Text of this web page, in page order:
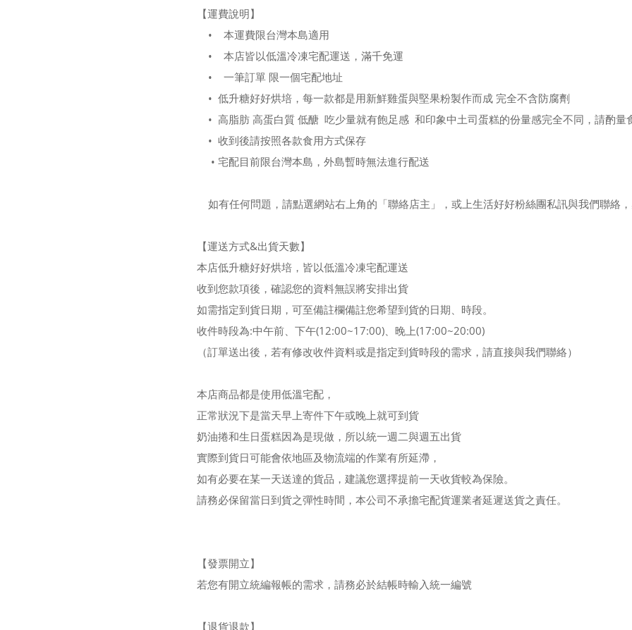
【運費說明】
• 本運費限台灣本島適用
• 本店皆以低溫冷凍宅配運送，滿千免運
• 一筆訂單 限一個宅配地址
• 低升糖好好烘培，每一款都是用新鮮雞蛋與堅果粉製作而成 完全不含防腐劑
• 高脂肪 高蛋白質 低醣 吃少量就有飽足感 和印象中土司蛋糕的份量感完全不同，請酌量
• 收到後請按照各款食用方式保存
• 宅配目前限台灣本島，外島暫時無法進行配送
如有任何問題，請點選網站右上角的「聯絡店主」，或上生活好好粉絲團私訊與我們聯絡，
【運送方式&出貨天數】
本店低升糖好好烘培， 皆以低溫冷凍宅配運送
收到您款項後，確認您的資料無誤將安排出貨
如需指定到貨日期，可至備註欄備註您希望到貨的日期、時段。
收件時段為:中午前、下午(12:00~17:00)、晚上(17:00~20:00)
（訂單送出後，若有修改收件資料或是指定到貨時段的需求，請直接與我們聯絡）
本店商品都是使用低溫宅配，
正常狀況下是當天早上寄件下午或晚上就可到貨
奶油捲和生日蛋糕因為是現做，所以統一週二與週五出貨
實際到貨日可能會依地區及物流端的作業有所延滯，
如有必要在某一天送達的貨品，建議您選擇提前一天收貨較為保險。
請務必保留當日到貨之彈性時間，本公司不承擔宅配貨運業者延遲送貨之責任。
【發票開立】
若您有開立統編報帳的需求，請務必於結帳時輸入統一編號
【退貨退款】